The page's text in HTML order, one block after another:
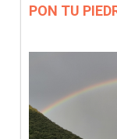
PON TU